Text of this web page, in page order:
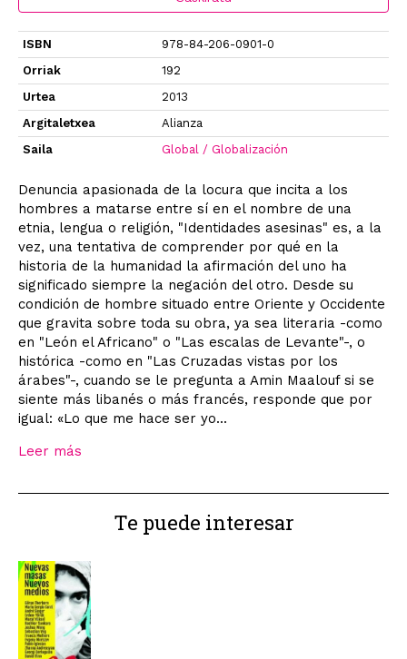
ISBN
978-84-206-0901-0
Orriak
192
Urtea
2013
Argitaletxea
Alianza
Saila
Global / Globalización
Denuncia apasionada de la locura que incita a los
hombres a matarse entre sí en el nombre de una
etnia, lengua o religión, "Identidades asesinas" es, a la
vez, una tentativa de comprender por qué en la
historia de la humanidad la afirmación del uno ha
significado siempre la negación del otro. Desde su
condición de hombre situado entre Oriente y Occidente
que gravita sobre toda su obra, ya sea literaria -como
en "León el Africano" o "Las escalas de Levante"-, o
histórica -como en "Las Cruzadas vistas por los
árabes"-, cuando se le pregunta a Amin Maalouf si se
siente más libanés o más francés, responde que por
igual: «Lo que me hace ser yo...
Leer más
Te puede interesar